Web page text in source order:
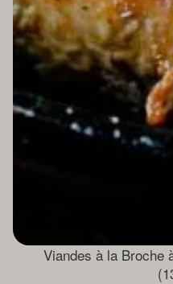
Viandes à la Broche